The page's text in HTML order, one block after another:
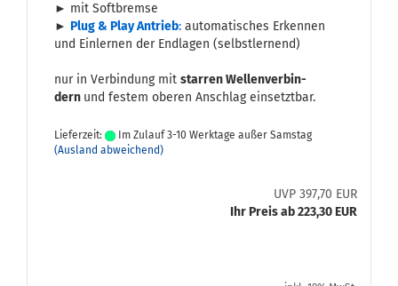
► mit Soft­brem­se
► Plug & Play An­trieb: au­to­ma­ti­sches Er­ken­nen
und Ein­ler­nen der End­la­gen (selbst­ler­nend)
nur in Ver­bin­dung mit star­ren Wel­len­ver­bin­
dern und fes­tem obe­ren An­schlag ein­setzt­bar.
Lieferzeit:
Im Zulauf 3-10 Werktage außer Samstag
(Ausland abweichend)
UVP 397,70 EUR
Ihr Preis ab 223,30 EUR